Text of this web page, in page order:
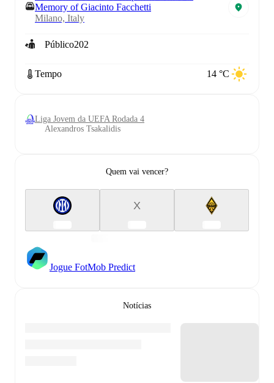
Memory of Giacinto Facchetti
Milano, Italy
Público202
Tempo 14 °C
Liga Jovem da UEFA Rodada 4
Alexandros Tsakalidis
Quem vai vencer?
X
Jogue FotMob Predict
Notícias